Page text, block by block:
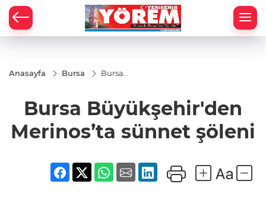
Anasayfa Bursa
Bursa
sünnet şöleni
Bursa Büyükşehir'den
Merinos’ta sünnet şöleni